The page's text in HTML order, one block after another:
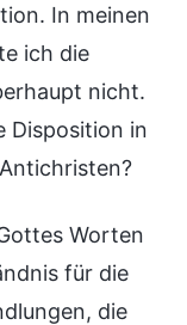
In meinen
ich die
nicht.
Disposition in
Worten
für die
die